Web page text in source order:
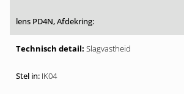
Slagvastheid
IK04